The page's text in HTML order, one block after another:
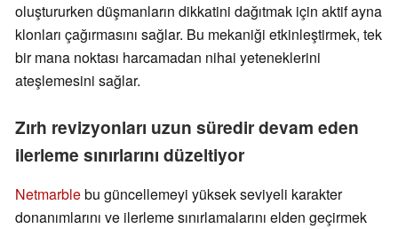
oluştururken düşmanların dikkatini dağıtmak için aktif ayna
klonları çağırmasını sağlar. Bu mekaniği etkinleştirmek, tek
bir mana noktası harcamadan nihai yeteneklerini
ateşlemesini sağlar.
Zırh revizyonları uzun süredir devam eden
ilerleme sınırlarını düzeltiyor
Netmarblebu güncellemeyi yüksek seviyeli karakter
donanımlarını ve ilerleme sınırlamalarını elden geçirmek